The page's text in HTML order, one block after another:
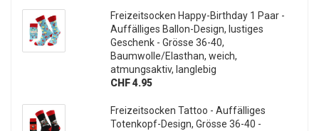
Freizeitsocken Happy-Birthday 1 Paar -
Auffälliges Ballon-Design, lustiges
Geschenk - Grösse 36-40,
Baumwolle/Elasthan, weich,
atmungsaktiv, langlebig
CHF 4.95
Freizeitsocken Tattoo - Auffälliges
Totenkopf-Design, Grösse 36-40 -